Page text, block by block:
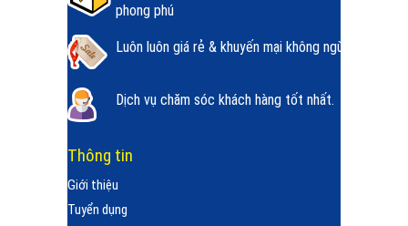
phong phú
Luôn luôn giá rẻ & khuyến mại không ngừng.
Dịch vụ chăm sóc khách hàng tốt nhất.
Thông tin
Giới thiệu
Tuyển dụng